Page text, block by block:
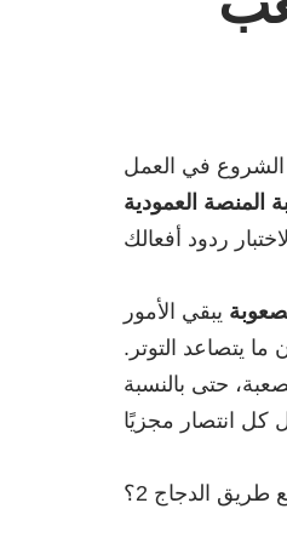
المنصة العمودية
يبقي الأمور
يتصاعد التوتر.
حتى بالنسبة
الدجاج 2؟